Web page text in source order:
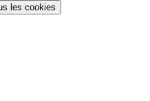
les cookies